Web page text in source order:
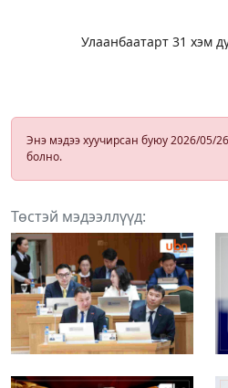
Улаанбаатарт 31 хэм
Энэ мэдээ хуучирсан буюу 2026/05/
болно.
Төстэй мэдээллүүд: